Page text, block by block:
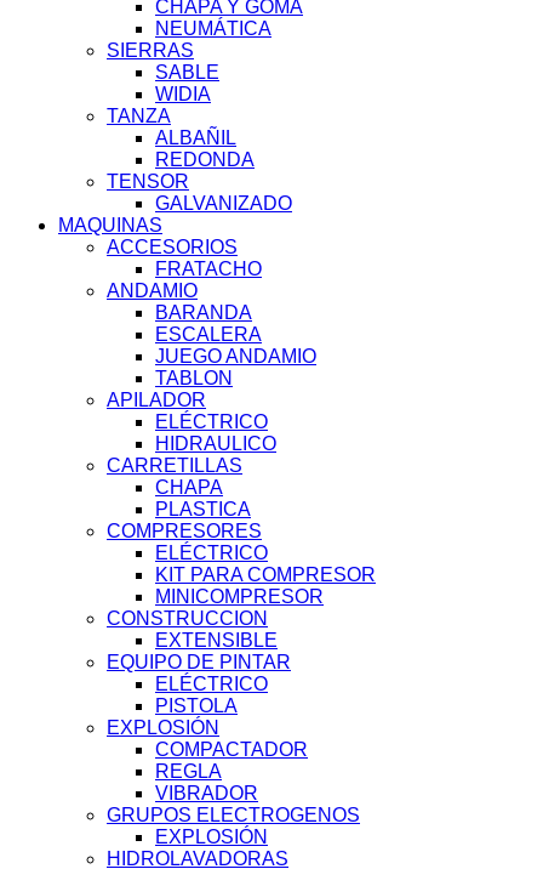
CHAPA Y GOMA
NEUMÁTICA
SIERRAS
SABLE
WIDIA
TANZA
ALBAÑIL
REDONDA
TENSOR
GALVANIZADO
MAQUINAS
ACCESORIOS
FRATACHO
ANDAMIO
BARANDA
ESCALERA
JUEGO ANDAMIO
TABLON
APILADOR
ELÉCTRICO
HIDRAULICO
CARRETILLAS
CHAPA
PLASTICA
COMPRESORES
ELÉCTRICO
KIT PARA COMPRESOR
MINICOMPRESOR
CONSTRUCCION
EXTENSIBLE
EQUIPO DE PINTAR
ELÉCTRICO
PISTOLA
EXPLOSIÓN
COMPACTADOR
REGLA
VIBRADOR
GRUPOS ELECTROGENOS
EXPLOSIÓN
HIDROLAVADORAS